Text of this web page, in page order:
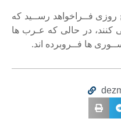
روزی فــراخواهد رســید که
کنند، در حالی که عـرب ها
ها فــروبرده اند.